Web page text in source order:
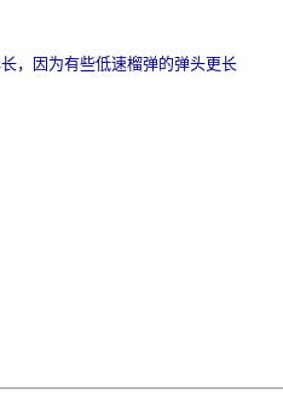
，因为有些低速榴弹的弹头更长